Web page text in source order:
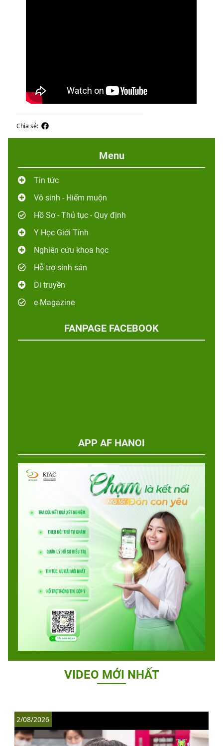
Chia sẻ:
Menu
Tin tức
Vô sinh - Hiếm muộn
Hồ Sơ - Thủ tục - Quy định
Y Học Giới Tính
Nghiên cứu khoa học
Hỗ trợ sinh sản
Di truyền
e-Magazine
FANPAGE FACEBOOK
APP AF HANOI
VIDEO MỚI NHẤT
2/08/2026